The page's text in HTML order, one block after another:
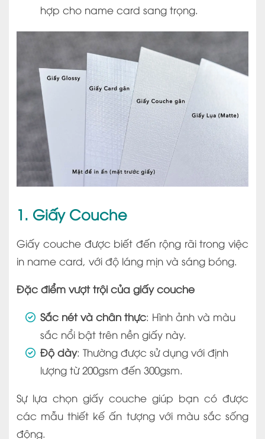
hợp cho name card sang trọng.
1. Giấy Couche
Giấy couche được biết đến rộng rãi trong việc
in name card, với độ láng mịn và sáng bóng.
Đặc điểm vượt trội của giấy couche
Sắc nét và chân thực: Hình ảnh và màu
sắc nổi bật trên nền giấy này.
Độ dày: Thường được sử dụng với định
lượng từ 200gsm đến 300gsm.
Sự lựa chọn giấy couche giúp bạn có được
các mẫu thiết kế ấn tượng với màu sắc sống
động.